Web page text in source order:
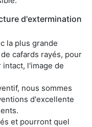
d'extermination
la plus grande
cafards rayés, pour
l'image de
nous sommes
d'excellente
et pourront quel